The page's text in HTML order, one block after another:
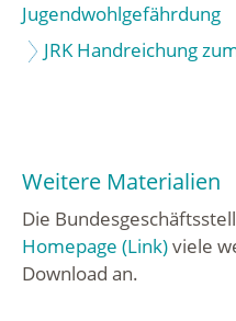
Jugendwohlgefährdung
JRK Handreichung
Weitere Materialien
Die
Homepage (Link)viele
Download an.